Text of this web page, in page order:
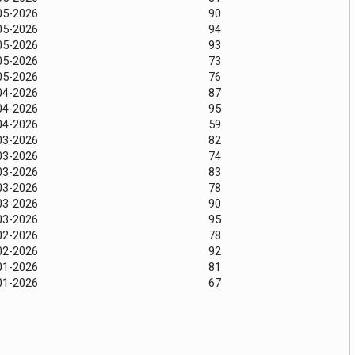
2026
90
2026
94
2026
93
2026
73
2026
76
2026
87
2026
95
2026
59
2026
82
2026
74
2026
83
2026
78
2026
90
2026
95
2026
78
2026
92
2026
81
2026
67